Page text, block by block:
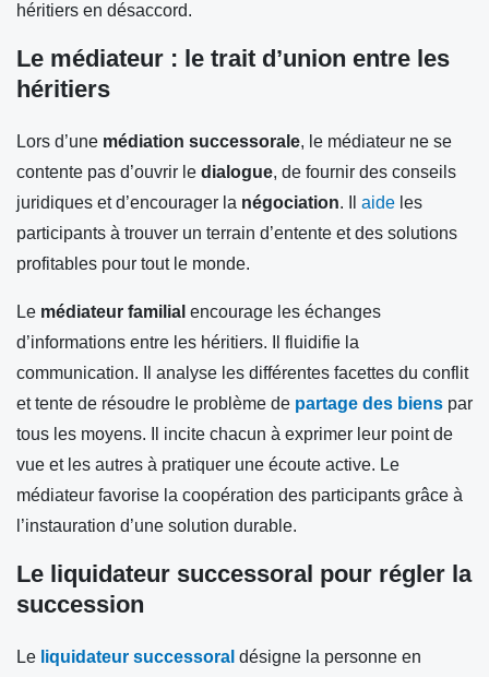
héritiers en désaccord.
Le médiateur : le trait d’union entre les
héritiers
Lors d’une médiation successorale, le médiateur ne se
contente pas d’ouvrir le dialogue, de fournir des conseils
juridiques et d’encourager la négociation. Il aide les
participants à trouver un terrain d’entente et des solutions
profitables pour tout le monde.
Le médiateur familial encourage les échanges
d’informations entre les héritiers. Il fluidifie la
communication. Il analyse les différentes facettes du conflit
et tente de résoudre le problème de partage des biens par
tous les moyens. Il incite chacun à exprimer leur point de
vue et les autres à pratiquer une écoute active. Le
médiateur favorise la coopération des participants grâce à
l’instauration d’une solution durable.
Le liquidateur successoral pour régler la
succession
Le liquidateur successoral désigne la personne en